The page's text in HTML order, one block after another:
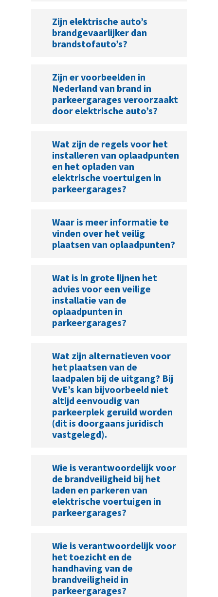
Zijn elektrische auto’s
brandgevaarlijker dan
brandstofauto’s?
Zijn er voorbeelden in
Nederland van brand in
parkeergarages veroorzaakt
door elektrische auto’s?
Wat zijn de regels voor het
installeren van oplaadpunten
en het opladen van
elektrische voertuigen in
parkeergarages?
Waar is meer informatie te
vinden over het veilig
plaatsen van oplaadpunten?
Wat is in grote lijnen het
advies voor een veilige
installatie van de
oplaadpunten in
parkeergarages?
Wat zijn alternatieven voor
het plaatsen van de
laadpalen bij de uitgang? Bij
VvE’s kan bijvoorbeeld niet
altijd eenvoudig van
parkeerplek geruild worden
(dit is doorgaans juridisch
vastgelegd).
Wie is verantwoordelijk voor
de brandveiligheid bij het
laden en parkeren van
elektrische voertuigen in
parkeergarages?
Wie is verantwoordelijk voor
het toezicht en de
handhaving van de
brandveiligheid in
parkeergarages?